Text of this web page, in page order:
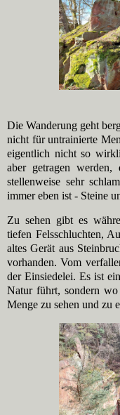
Die Wanderung geht
nicht für untrainierte
eigentlich nicht so
aber getragen werden,
stellenweise sehr
immer eben ist - Steine
Zu sehen gibt es
tiefen Felsschluchten,
altes Gerät aus
vorhanden. Vom
der Einsiedelei. Es ist
Natur führt, sondern
Menge zu sehen und zu